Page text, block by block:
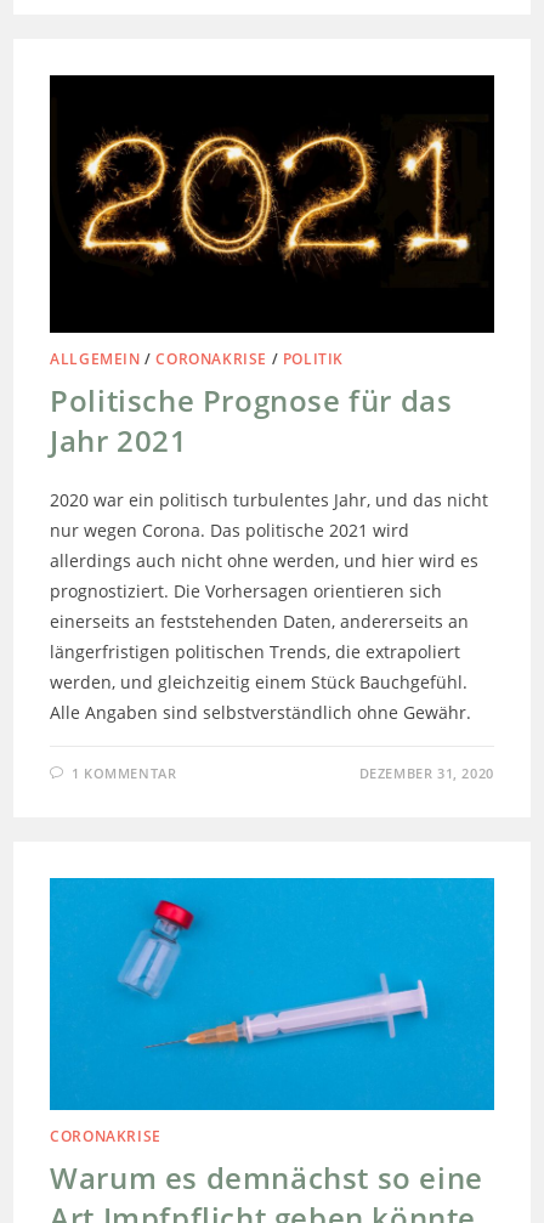
ALLGEMEIN /CORONAKRISE / POLITIK
Politische Prognose für das
Jahr 2021
2020 war ein politisch turbulentes Jahr, und das nicht
nur wegen Corona. Das politische 2021 wird
allerdings auch nicht ohne werden, und hier wird es
prognostiziert. Die Vorhersagen orientieren sich
einerseits an feststehenden Daten, andererseits an
längerfristigen politischen Trends, die extrapoliert
werden, und gleichzeitig einem Stück Bauchgefühl.
Alle Angaben sind selbstverständlich ohne Gewähr.
1 KOMMENTAR DEZEMBER 31, 2020
CORONAKRISE
Warum es demnächst so eine